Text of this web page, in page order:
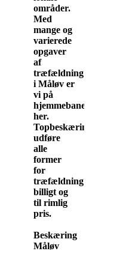
områder.
Med
mange og
varierede
opgaver
af
træfældning
i Måløv er
vi på
hjemmebane
her.
Topbeskæring.dk
udføre
alle
former
for
træfældning
billigt og
til rimlig
pris.
Beskæring
Måløv